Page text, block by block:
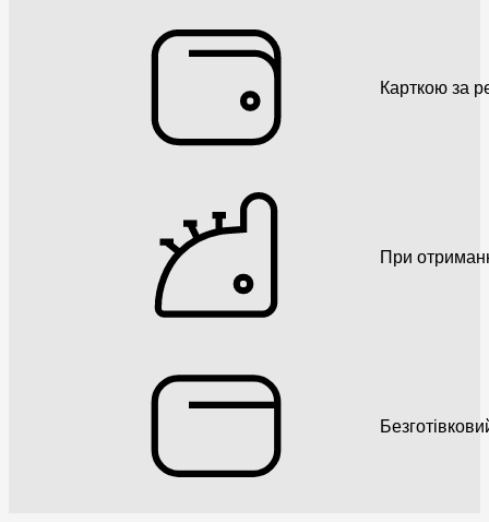
Карткою за
При